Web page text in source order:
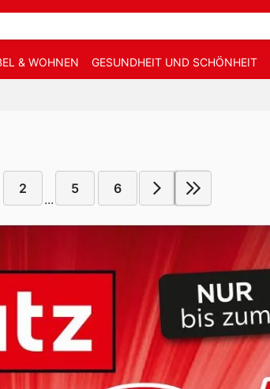
& WOHNEN GESUNDHEIT UND SCHÖNHEIT
2
...
5 6